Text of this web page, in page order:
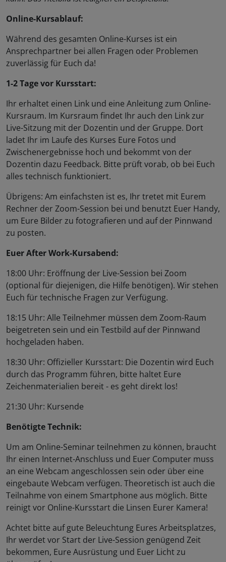
Online-Kursablauf:
Während des gesamten Online-Kurses ist ein
Ansprechpartner bei allen Fragen oder Problemen
zuverlässig für Euch da!
1-2 Tage vor Kursstart:
Ihr erhaltet einen Link und eine Anleitung zum Online-
Kursraum. Im Kursraum findet Ihr auch den Link zur
Live-Sitzung mit der Dozentin und der Gruppe. Dort
ladet Ihr im Laufe des Kurses Eure Fotos und
Zwischenergebnisse hoch und bekommt von der
Dozentin dazu Feedback. Bitte prüft vorab, ob bei Euch
alles technisch funktioniert.
Übrigens: Am einfachsten ist es, Ihr tretet mit Eurem
Rechner der Zoom-Session bei und benutzt Euer Handy,
um Eure Bilder zu fotografieren und auf der Pinnwand
zu posten.
Euer After Work-Kursabend:
18:00 Uhr: Eröffnung der Live-Session bei Zoom
(optional für diejenigen, die Hilfe benötigen). Wir stehen
Euch für technische Fragen zur Verfügung.
18:15 Uhr: Alle Teilnehmer müssen dem Zoom-Raum
beigetreten sein und ein Testbild auf der Pinnwand
hochgeladen haben.
18:30 Uhr: Offizieller Kursstart: Die Dozentin wird Euch
durch das Programm führen, bitte haltet Eure
Zeichenmaterialien bereit - es geht direkt los!
21:30 Uhr: Kursende
Benötigte Technik:
Um am Online-Seminar teilnehmen zu können, braucht
Ihr einen Internet-Anschluss und Euer Computer muss
an eine Webcam angeschlossen sein oder über eine
eingebaute Webcam verfügen. Theoretisch ist auch die
Teilnahme von einem Smartphone aus möglich. Bitte
reinigt vor Online-Kursstart die Linsen Eurer Kamera!
Achtet bitte auf gute Beleuchtung Eures Arbeitsplatzes,
Ihr werdet vor Start der Live-Session genügend Zeit
bekommen, Eure Ausrüstung und Euer Licht zu